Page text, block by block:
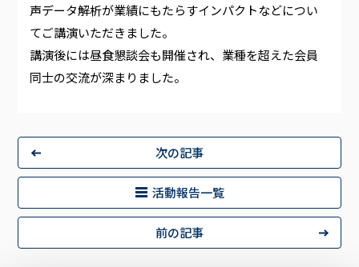
声データ解析が業績にもたらすインパクトなどについ
てご講演いただきました。
講演後には昼食懇談会も開催され、業種を超えた会員
同士の交流が深まりました。
次の記事
活動報告一覧
前の記事